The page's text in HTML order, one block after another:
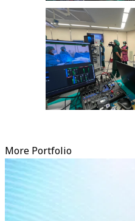
More Portfolio